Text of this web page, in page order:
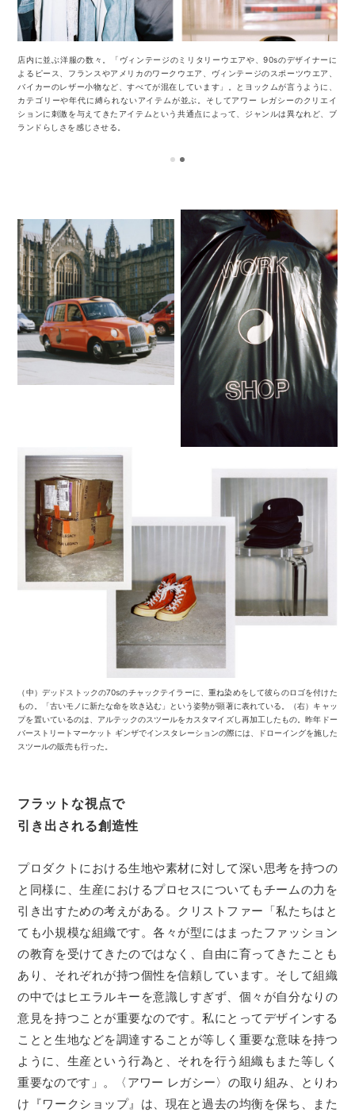
店内に並ぶ洋服の数々。「ヴィンテージのミリタリーウエアや、90sのデザイナーに
よるピース、フランスやアメリカのワークウエア、ヴィンテージのスポーツウエア、
バイカーのレザー小物など、すべてが混在しています」。とヨックムが言うように、
カテゴリーや年代に縛られないアイテムが並ぶ。そしてアワー レガシーのクリエイ
ションに刺激を与えてきたアイテムという共通点によって、ジャンルは異なれど、ブ
ランドらしさを感じさせる。
（中）デッドストックの70sのチャックテイラーに、重ね染めをして彼らのロゴを付けた
もの。「古いモノに新たな命を吹き込む」という姿勢が顕著に表れている。（右）キャッ
プを置いているのは、アルテックのスツールをカスタマイズし再加工したもの。昨年ドー
バーストリートマーケット ギンザでインスタレーションの際には、ドローイングを施した
スツールの販売も行った。
フラットな視点で
引き出される創造性
プロダクトにおける生地や素材に対して深い思考を持つの
と同様に、生産におけるプロセスについてもチームの力を
引き出すための考えがある。クリストファー「私たちはと
ても小規模な組織です。各々が型にはまったファッション
の教育を受けてきたのではなく、自由に育ってきたことも
あり、それぞれが持つ個性を信頼しています。そして組織
の中ではヒエラルキーを意識しすぎず、個々が自分なりの
意見を持つことが重要なのです。私にとってデザインする
ことと生地などを調達することが等しく重要な意味を持つ
ように、生産という行為と、それを行う組織もまた等しく
重要なのです」。〈アワー レガシー〉の取り組み、とりわ
け『ワークショップ』は、現在と過去の均衡を保ち、また